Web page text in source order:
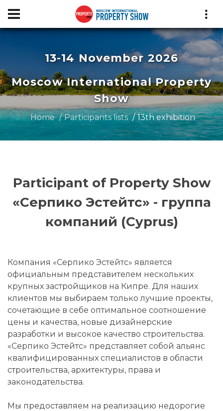
13-14 November 2026
Moscow International Property
Show
Home Participants lists 13th exhibition
Participant of Property Show
«Серпико Эстейтс» - группа
компаний (Cyprus)
Компания «Серпико Эстейтс» является
официальным представителем нескольких
крупных застройщиков на Кипре. Для наших
клиентов мы выбираем только лучшие проекты,
сочетающие в себе оптимальное соотношение
цены и качества, новые дизайнерские
разработки и высокое качество строительства.
«Серпико Эстейтс» представляет собой альянс
квалифицированных специалистов в области
строительства, архитектуры, права и
законодательства.
Мы предоставляем на реализацию недорогие